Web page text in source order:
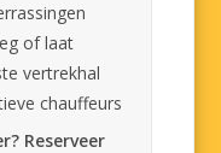
of laat
vertrekhal
chauffeurs
Reserveer